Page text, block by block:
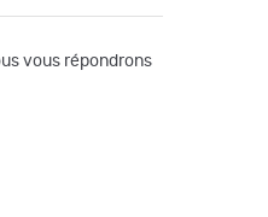
vous répondrons